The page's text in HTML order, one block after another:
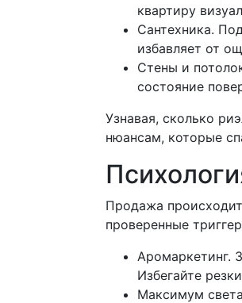
квартиру
Сантехника.
избавляет от
Стены и
состояние
Узнавая, сколько
нюансам, которые
Продажа
проверенные
Аромаркетинг.
Избегайте
Максимум